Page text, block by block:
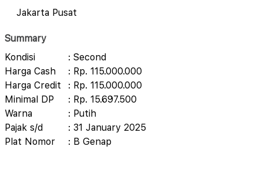
Jakarta Pusat
Summary
Kondisi
: Second
Harga Cash
: Rp. 115.000.000
Harga Credit
: Rp. 115.000.000
Minimal DP
: Rp. 15.697.500
Warna
: Putih
Pajak s/d
: 31 January 2025
Plat Nomor
: B Genap